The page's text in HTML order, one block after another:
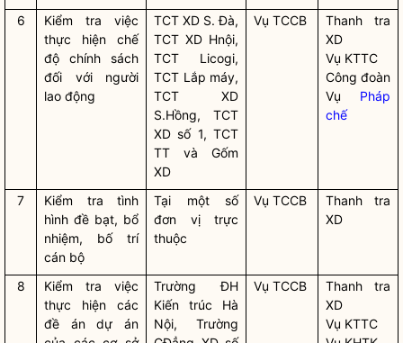
6
Kiểm tra việc
thực hiện chế
độ chính sách
đối với người
lao động
TCT XD S. Đà,
TCT XD Hnội,
TCT Licogi,
TCT Lắp máy,
TCT XD
S.Hồng, TCT
XD số 1, TCT
TT và Gốm
XD
Vụ TCCB
Thanh tra
XD
Vụ KTTC
Công đoàn
Vụ Pháp
chế
7
Kiểm tra tình
hình đề bạt, bổ
nhiệm, bố trí
cán bộ
Tại một số
đơn vị trực
thuộc
Vụ TCCB
Thanh tra
XD
8
Kiểm tra việc
thực hiện các
đề án dự án
Trường ĐH
Kiến trúc Hà
Nội, Trường
Vụ TCCB
Thanh tra
XD
Vụ KTTC